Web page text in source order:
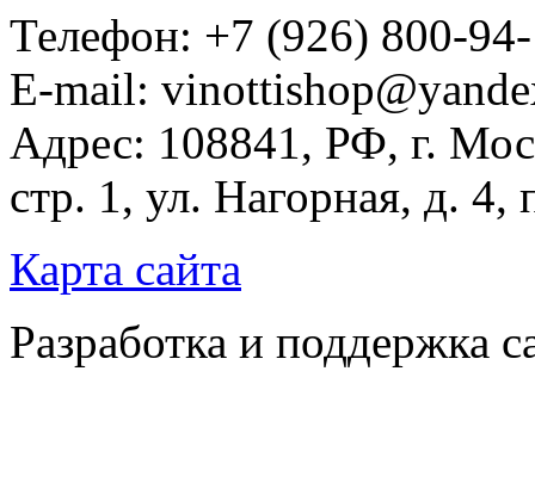
Телефон: +7 (926) 800-
E-mail:
Адрес: 108841, РФ, г.
стр. 1, ул. Нагорная, д.
Карта сайта
Разработка и поддержка